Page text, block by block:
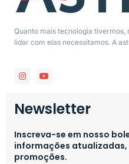
Quanto mais tecnologia tivermos,
lidar com elas necessitamos. A
Newsletter
Inscreva-se em nosso
informações
promoções.